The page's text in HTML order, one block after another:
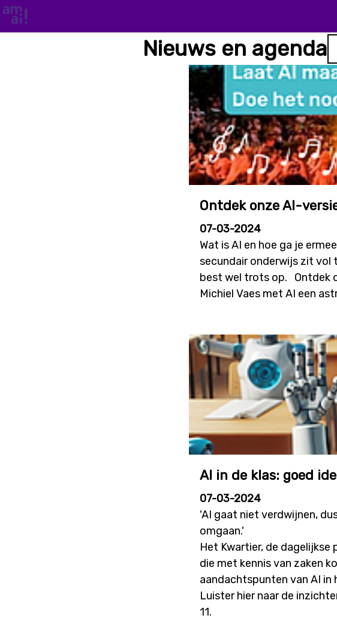
Nieuws en agenda
Ontdek onze AI-
07-03-2024
Wat is AI en hoe ga je
secundair onderwijs zit vol
best wel trots op. Ontdek
Michiel Vaes met AI een
AI in de klas: goed
07-03-2024
'AI gaat niet verdwijnen,
omgaan.'
Het Kwartier, de dagelijkse
die met kennis van zaken
aandachtspunten van AI in
Luister hier naar de
11.